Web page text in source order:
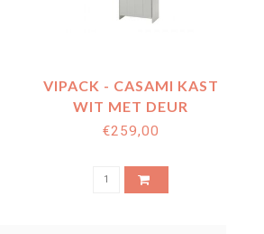
VIPACK - CASAMI KAST
WIT MET DEUR
€259,00